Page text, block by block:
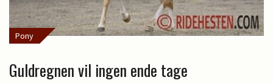
Pony
Guldregnen vil ingen ende tage